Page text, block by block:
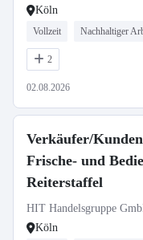
Köln
Vollzeit Nachhaltiger
2
02.08.2026
Verkäufer/
Frische- und
Reiterstaffel
HIT Handelsgruppe
Köln